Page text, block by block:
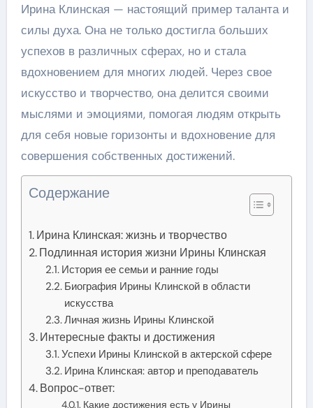
Ирина Клинская — настоящий пример таланта и
силы духа. Она не только достигла больших
успехов в различных сферах, но и стала
вдохновением для многих людей. Через свое
искусство и творчество, она делится своими
мыслями и эмоциями, помогая людям открыть
для себя новые горизонты и вдохновение для
совершения собственных достижений.
Содержание
Ирина Клинская: жизнь и творчество
Подлинная история жизни Ирины Клинская
История ее семьи и ранние годы
Биография Ирины Клинской в области
искусства
Личная жизнь Ирины Клинской
Интересные факты и достижения
Успехи Ирины Клинской в актерской сфере
Ирина Клинская: автор и преподаватель
Вопрос-ответ:
Какие достижения есть у Ирины